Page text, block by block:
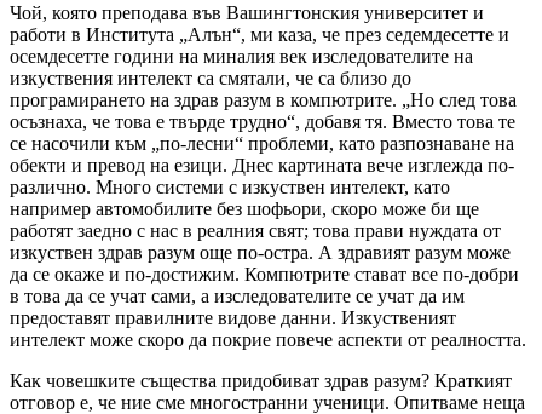
Чой, която преподава във Вашингтонския университет и
работи в Института „Алън“, ми каза, че през седемдесетте и
осемдесетте години на миналия век изследователите на
изкуствения интелект са смятали, че са близо до
програмирането на здрав разум в компютрите. „Но след това
осъзнаха, че това е твърде трудно“, добавя тя. Вместо това те
се насочили към „по-лесни“ проблеми, като разпознаване на
обекти и превод на езици. Днес картината вече изглежда по-
различно. Много системи с изкуствен интелект, като
например автомобилите без шофьори, скоро може би ще
работят заедно с нас в реалния свят; това прави нуждата от
изкуствен здрав разум още по-остра. А здравият разум може
да се окаже и по-достижим. Компютрите стават все по-добри
в това да се учат сами, а изследователите се учат да им
предоставят правилните видове данни. Изкуственият
интелект може скоро да покрие повече аспекти от реалността.
Как човешките същества придобиват здрав разум? Краткият
отговор е, че ние сме многостранни ученици. Опитваме неща